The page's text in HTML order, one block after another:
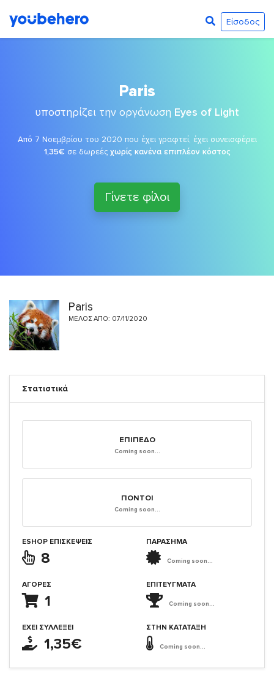
Είσοδος
Paris
υποστηρίζει την οργάνωση Eyes of Light
Από 7 Νοεμβρίου του 2020 που έχει γραφτεί, έχει συνεισφέρει
1,35€ σε δωρεές χωρίς κανένα επιπλέον κόστος
Γίνετε φίλοι
Paris
ΜΈΛΟΣ ΑΠΌ: 07/11/2020
Στατιστικά
ΕΠΊΠΕΔΟ
Coming soon...
ΠΌΝΤΟΙ
Coming soon...
ESHOP ΕΠΙΣΚΈΨΕΙΣ
8
ΑΓΟΡΈΣ
1
ΈΧΕΙ ΣΥΛΛΈΞΕΙ
1,35€
ΠΑΡΑΣΗΜΑ
Coming soon...
ΕΠΙΤΕΎΓΜΑΤΑ
Coming soon...
ΣΤΗΝ ΚΑΤΆΤΑΞΗ
Coming soon...